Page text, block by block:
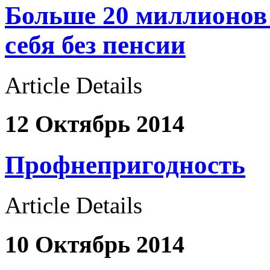
Больше 20 миллионов
себя без пенсии
Article Details
12 Октябрь 2014
Профнепригодность
Article Details
10 Октябрь 2014